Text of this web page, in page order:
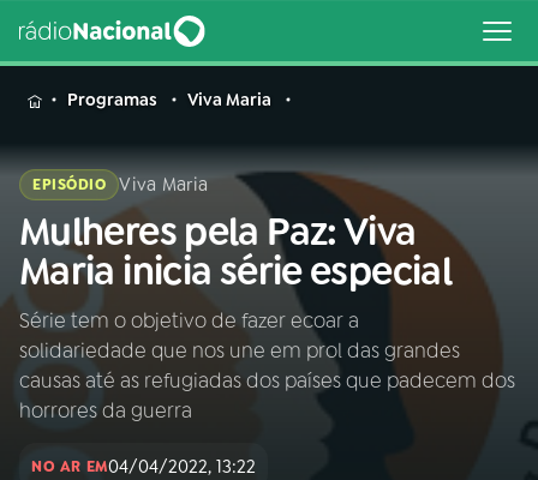
MENU
Buscar
na
Rádio
Nacional
Buscar
AO VIVO
Programas Viva Maria
EPISÓDIO Viva Maria
Mulheres pela Paz: Viva
Maria inicia série especial
Série tem o objetivo de fazer ecoar a
solidariedade que nos une em prol das grandes
causas até as refugiadas dos países que padecem dos
horrores da guerra
NO AR EM04/04/2022, 13:22